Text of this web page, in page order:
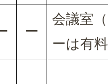
ー
会議室
ーは有料